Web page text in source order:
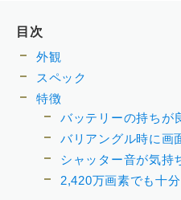
目次
外観
スペック
特徴
バッテリーの持ちが
バリアングル時に画
シャッター音が気持
2,420万画素でも十分